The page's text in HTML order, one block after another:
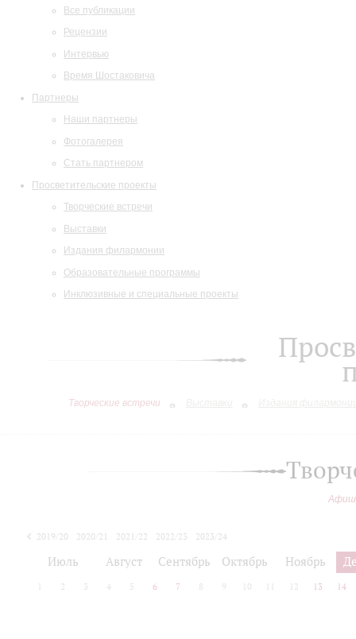
Все публикации
Рецензии
Интервью
Время Шостаковича
Партнеры
Наши партнеры
Фотогалерея
Стать партнером
Просветительские проекты
Творческие встречи
Выставки
Издания филармонии
Образовательные программы
Инклюзивные и специальные проекты
Творческие встречи
2019/20 2020/21 2021/22 2022/23
2023/24
Июль Август Сентябрь Октябрь Ноябрь
2 3 4 5 6 7 8 9 10 12 13 14